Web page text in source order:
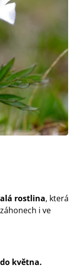
rostlina, která
i ve
května.